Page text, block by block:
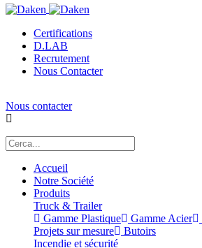
Certifications
D.LAB
Recrutement
Nous Contacter
Nous contacter
Accueil
Notre Société
Produits
Truck & Trailer
Gamme Plastique
Gamme Acier
Projets sur mesure
Butoirs
Incendie et sécurité